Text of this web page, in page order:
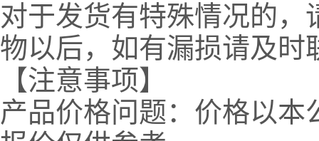
对于发货有特殊情况的
物以后，如有漏损请及时
【注意事项】
产品价格问题：价格以